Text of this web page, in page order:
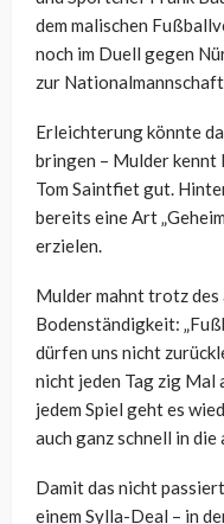
dem malischen
noch im Duell gegen
zur
Erleichterung könnte
bringen – Mulder
Tom Saintfiet gut.
bereits eine Art
erzielen.
Mulder mahnt trotz
Bodenständigkeit:
dürfen uns nicht
nicht jeden Tag zig Mal
jedem Spiel geht es
auch ganz schnell in die
Damit das nicht
einem Sylla-Deal – in